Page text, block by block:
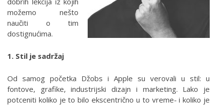
možemo nešto
naučiti o tim
dostignućima.
1. Stil je sadržaj
Od samog početka Džobs i Apple su verovali u stil: u
fontove, grafike, industrijski dizajn i marketing. Lako je
potceniti koliko je to bilo ekscentrično u to vreme- i koliko je